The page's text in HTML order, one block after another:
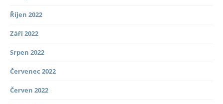
Říjen 2022
Září 2022
Srpen 2022
Červenec 2022
Červen 2022